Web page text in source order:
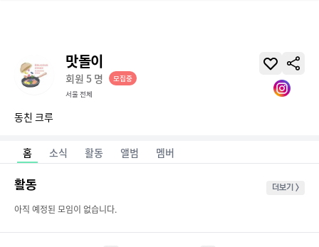
맛돌이
회원 5 명
모집중
서울 전체
동친 크루
홈 소식 활동 앨범 멤버
활동 더보기 >
아직 예정된 모임이 없습니다.